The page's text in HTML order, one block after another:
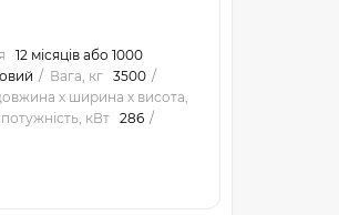
12 місяців або 1000
Вага, кг
3500
х ширина х висота,
кВт
286